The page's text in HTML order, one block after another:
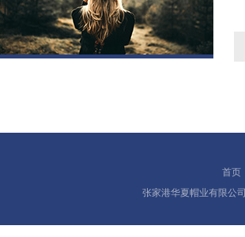
首页
张家港华夏帽业有限公司